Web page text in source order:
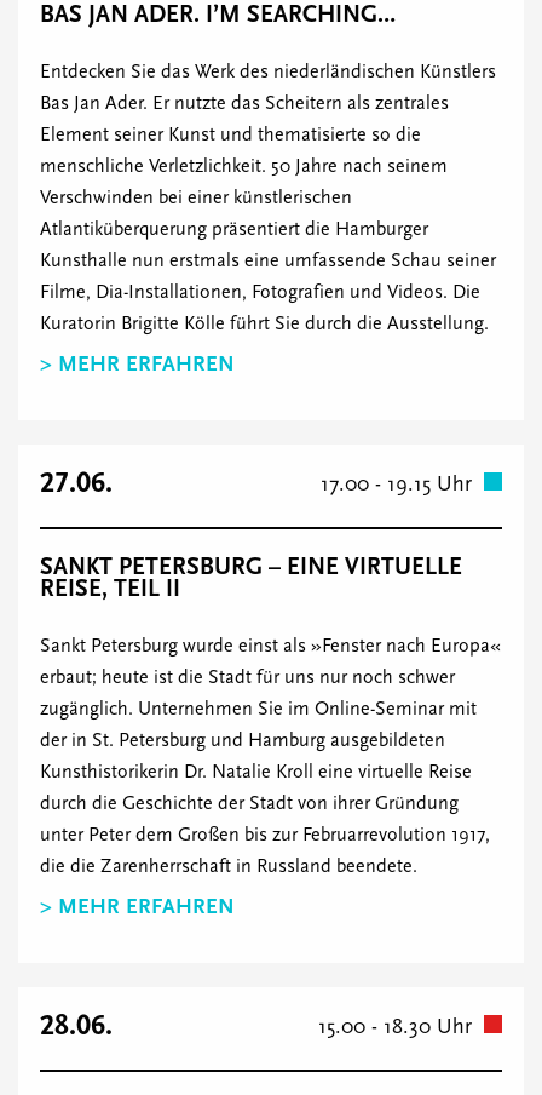
BAS JAN ADER. I’M SEARCHING…
Entdecken Sie das Werk des niederländischen Künstlers
Bas Jan Ader. Er nutzte das Scheitern als zentrales
Element seiner Kunst und thematisierte so die
menschliche Verletzlichkeit. 50 Jahre nach seinem
Verschwinden bei einer künstlerischen
Atlantiküberquerung präsentiert die Hamburger
Kunsthalle nun erstmals eine umfassende Schau seiner
Filme, Dia-Installationen, Fotografien und Videos. Die
Kuratorin Brigitte Kölle führt Sie durch die Ausstellung.
> MEHR ERFAHREN
27.06. 17.00 - 19.15 Uhr
SANKT PETERSBURG – EINE VIRTUELLE
REISE, TEIL II
Sankt Petersburg wurde einst als »Fenster nach Europa«
erbaut; heute ist die Stadt für uns nur noch schwer
zugänglich. Unternehmen Sie im Online-Seminar mit
der in St. Petersburg und Hamburg ausgebildeten
Kunsthistorikerin Dr. Natalie Kroll eine virtuelle Reise
durch die Geschichte der Stadt von ihrer Gründung
unter Peter dem Großen bis zur Februarrevolution 1917,
die die Zarenherrschaft in Russland beendete.
> MEHR ERFAHREN
28.06. 15.00 - 18.30 Uhr